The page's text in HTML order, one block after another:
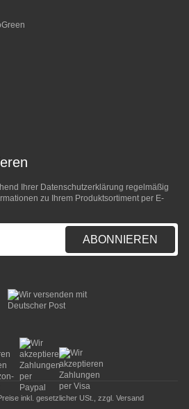
Ihrer Datenschutzerklärung regelmäßig
zu Ihrem Produktsortiment per E-
ABONNIEREN
inkl. gesetzlicher USt., zzgl. Versand